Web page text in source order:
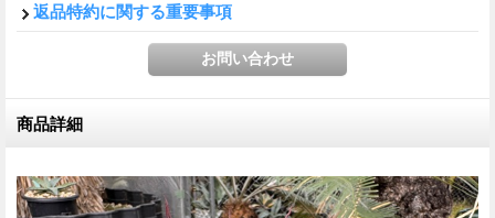
返品特約に関する重要事項
商品詳細